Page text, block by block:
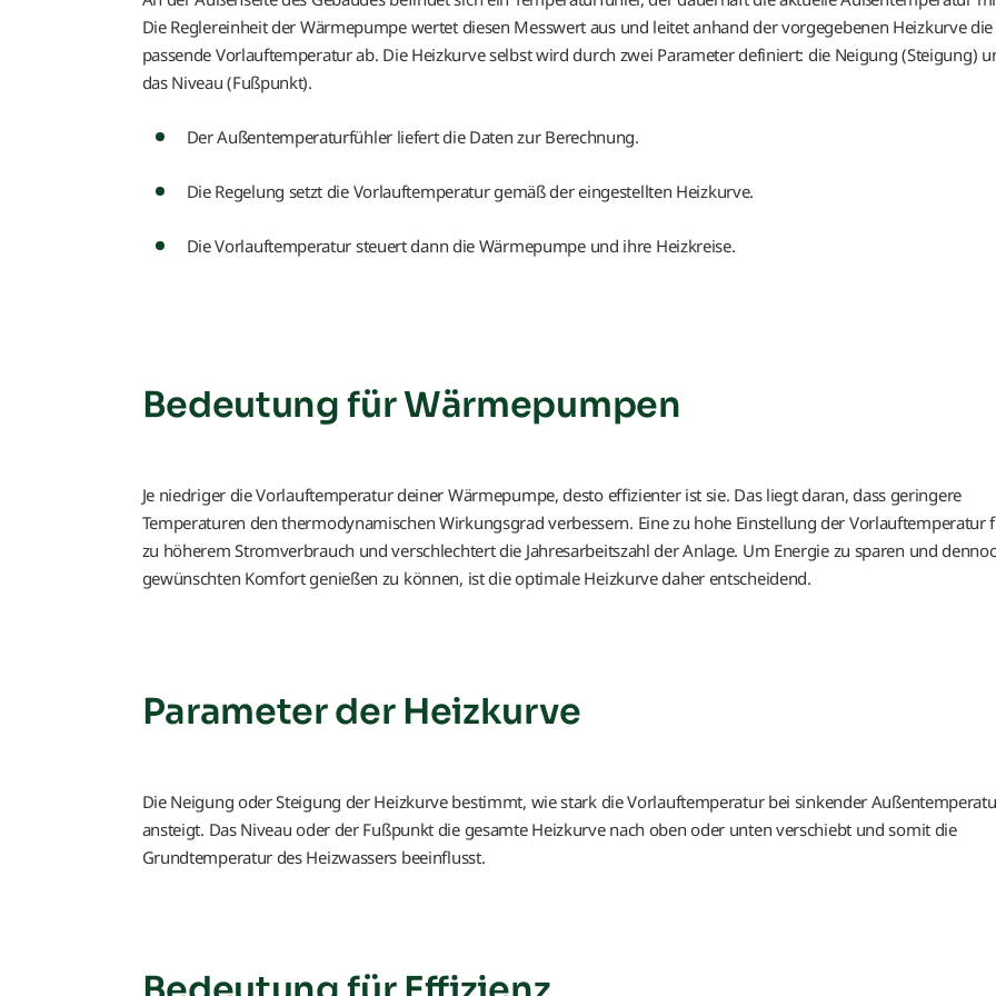
Die Reglereinheit der Wärmepumpe wertet diesen Messwert aus und leitet anhand der vorgegebenen Heizkurve die
passende Vorlauftemperatur ab. Die Heizkurve selbst wird durch zwei Parameter definiert: die Neigung (Steigung)
das Niveau (Fußpunkt).
Der Außentemperaturfühler liefert die Daten zur Berechnung.
Die Regelung setzt die Vorlauftemperatur gemäß der eingestellten Heizkurve.
Die Vorlauftemperatur steuert dann die Wärmepumpe und ihre Heizkreise.
Bedeutung für Wärmepumpen
Je niedriger die Vorlauftemperatur deiner Wärmepumpe, desto effizienter ist sie. Das liegt daran, dass geringere
Temperaturen den thermodynamischen Wirkungsgrad verbessern. Eine zu hohe Einstellung der Vorlauftemperatur
zu höherem Stromverbrauch und verschlechtert die Jahresarbeitszahl der Anlage. Um Energie zu sparen und
gewünschten Komfort genießen zu können, ist die optimale Heizkurve daher entscheidend.
Parameter der Heizkurve
Die Neigung oder Steigung der Heizkurve bestimmt, wie stark die Vorlauftemperatur bei sinkender
ansteigt. Das Niveau oder der Fußpunkt die gesamte Heizkurve nach oben oder unten verschiebt und somit die
Grundtemperatur des Heizwassers beeinflusst.